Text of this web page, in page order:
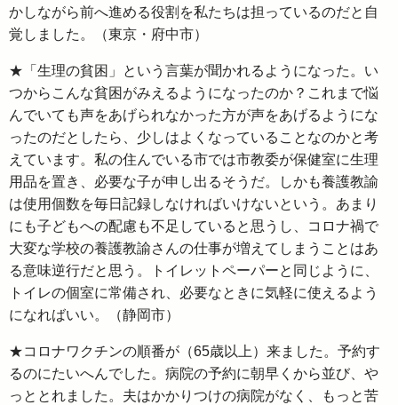
かしながら前へ進める役割を私たちは担っているのだと自
覚しました。（東京・府中市）
★「生理の貧困」という言葉が聞かれるようになった。い
つからこんな貧困がみえるようになったのか？これまで悩
んでいても声をあげられなかった方が声をあげるようにな
ったのだとしたら、少しはよくなっていることなのかと考
えています。私の住んでいる市では市教委が保健室に生理
用品を置き、必要な子が申し出るそうだ。しかも養護教諭
は使用個数を毎日記録しなければいけないという。あまり
にも子どもへの配慮も不足していると思うし、コロナ禍で
大変な学校の養護教諭さんの仕事が増えてしまうことはあ
る意味逆行だと思う。トイレットペーパーと同じように、
トイレの個室に常備され、必要なときに気軽に使えるよう
になればいい。（静岡市）
★コロナワクチンの順番が（65歳以上）来ました。予約す
るのにたいへんでした。病院の予約に朝早くから並び、や
っととれました。夫はかかりつけの病院がなく、もっと苦